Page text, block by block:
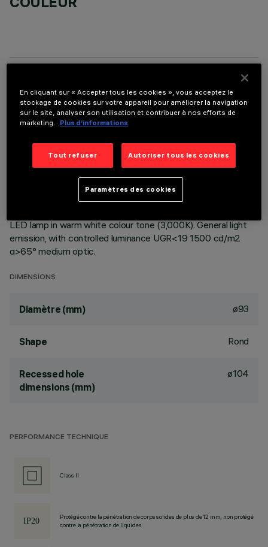
DONNÉES TECHNIQUES
DERNIÈRE MISE À JOUR: 01/08/2026
Fixed round luminaire designed to use a LED lamp with C.O.B.
ceiling. Reflector vacuum-metallised with aluminium vapours
with an anti-scratch protective layer. Die-cast aluminium
LED lamp in warm white colour tone (3,000K). General light
emission, with controlled luminance UGR<19 1500 cd/m2
α>65° medium optic.
DIMENSIONS
Diamètre (mm) ø93
Shape Rond
Recessed hole
dimensions (mm)
ø104
PERFORMANCE TECHNIQUE
Class II
Protégé contre la pénétration de corps solides de plus de 12 mm, non protégé
contre la pénétration de liquides.
En cliquant sur « Accepter tous les cookies », vous acceptez le
stockage de cookies sur votre appareil pour améliorer la navigation
sur le site, analyser son utilisation et contribuer à nos efforts de
marketing.
Plus d’informations
Tout refuser Autoriser tous les cookies
Paramètres des cookies